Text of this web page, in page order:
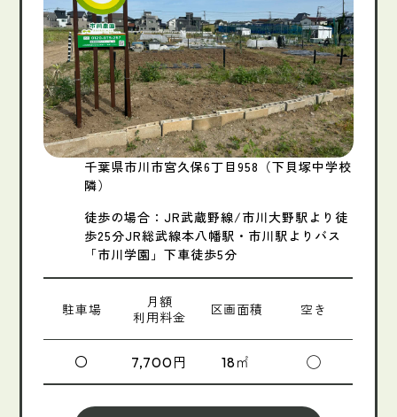
千葉県市川市宮久保6丁目958（下貝塚中学校
隣）
徒歩の場合：JR武蔵野線/市川大野駅より徒
歩25分JR総武線本八幡駅・市川駅よりバス
「市川学園」下車徒歩5分
駐車場
月額
利用料金
区画面積 空き
〇 7,700円 18㎡ ◯